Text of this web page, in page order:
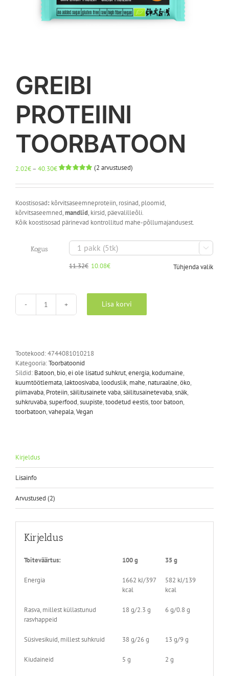
GREIBI
PROTEIINI
TOORBATOON
2.02€– 40.30€Hinnavahemik:
kuni
5.00/5
põhjal
(2 arvustused)
Koostisosad: kõrvitsaseemneproteiin, rosinad, ploomid,
kõrvitsaseemned,mandlid, kirsid, päevalilleõli.
Kõik koostisosad pärinevad kontrollitud mahe-põllumajandusest.
Kogus 
11.32€
Algne
10.08€
Praegune
Tühjenda valik
GREIBI
PROTEIINI
Lisa korvi
Tootekood:4744081010218
Kategooria:Toorbatoonid
Sildid: Batoon, bio,ei ole lisatud suhkrut,energia, kodumaine,
kuumtöötlemata, laktoosivaba, looduslik, mahe, naturaalne,öko,
piimavaba, Proteiin,säilitusainete vaba,säilitusainetevaba,snäk,
suhkruvaba,superfood,suupiste,toodetud eestis,toor batoon,
toorbatoon,vahepala,Vegan
Kirjeldus
Lisainfo
Arvustused (2)
Kirjeldus
Toiteväärtus: 100 g 35 g
Energia
1662 kJ/397
kcal
582 kJ/139
kcal
Rasva, millest küllastunud
rasvhappeid
18 g/2.3 g 6 g/0.8 g
Süsivesikuid, millest suhkruid 38 g/26 g 13 g/9 g
Kiudaineid 5 g 2 g